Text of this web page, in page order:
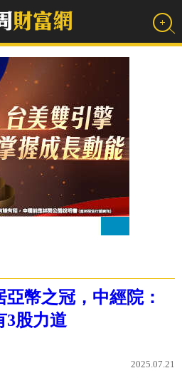
幣之冠，中經院：
3股力道
2025.07.21